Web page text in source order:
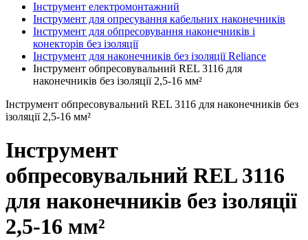
Інструмент електромонтажний
Інструмент для опресування кабельних наконечників
Інструмент для обпресовування наконечників і
конекторів без ізоляції
Інструмент для наконечників без ізоляції Reliance
Інструмент обпресовувальний REL 3116 для
наконечників без ізоляції 2,5-16 мм²
Інструмент обпресовувальний REL 3116 для наконечників без
ізоляції 2,5-16 мм²
Інструмент
обпресовувальний REL 3116
для наконечників без ізоляції
2,5-16 мм²